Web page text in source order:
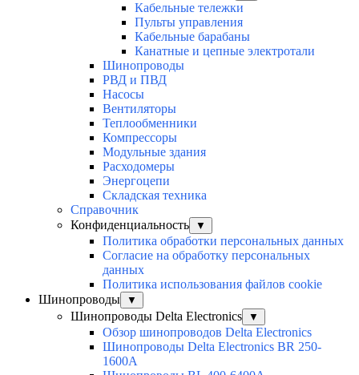
Кабельные тележки
Пульты управления
Кабельные барабаны
Канатные и цепные электротали
Шинопроводы
РВД и ПВД
Насосы
Вентиляторы
Теплообменники
Компрессоры
Модульные здания
Расходомеры
Энергоцепи
Складская техника
Справочник
Конфиденциальность
▼
Политика обработки персональных данных
Согласие на обработку персональных
данных
Политика использования файлов cookie
Шинопроводы
▼
Шинопроводы Delta Electronics ▼
Обзор шинопроводов Delta Electronics
Шинопроводы Delta Electronics BR 250-
1600A